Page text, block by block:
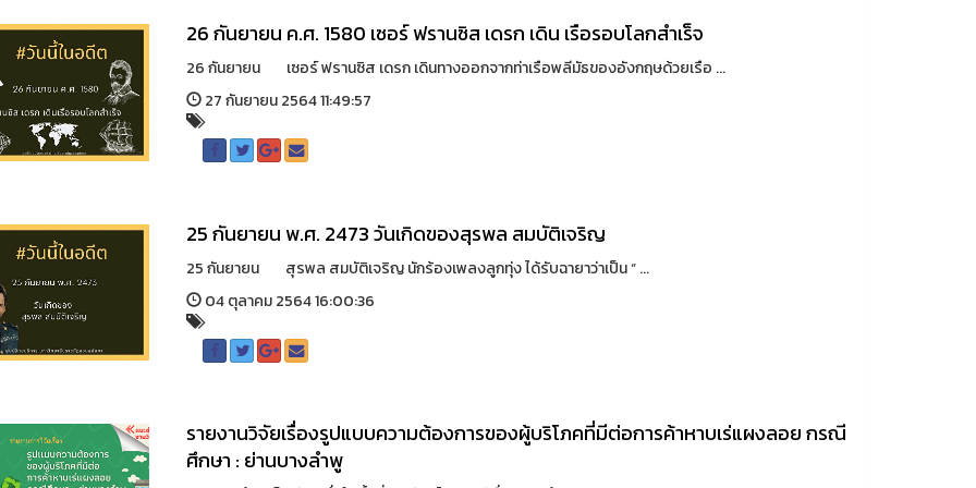
26​ กันยายน ค.ศ. 1580 เซอร์ ฟรานซิส เดรก เดิน เรือรอบโลกสำเร็จ
26 กันยายน เซอร์ ฟรานซิส เดรก เดินทางออกจากท่าเรือพลีมัธของอังกฤษด้วยเรือ ...
27 กันยายน 2564 11:49:57
25​ กันยายน พ.ศ. 2473 วันเกิดของสุรพล สมบัติเจริญ
25 กันยายน สุรพล สมบัติเจริญ นักร้องเพลงลูกทุ่ง ได้รับฉายาว่าเป็น “ ...
04 ตุลาคม 2564 16:00:36
รายงานวิจัยเรื่องรูปแบบความต้องการของผู้บริโภคที่มีต่อการค้าหาบเร่แผงลอย กรณี
ศึกษา : ย่านบางลำพู